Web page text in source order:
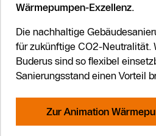
Wärmepumpen-Exzellenz.
Die nachhaltige
für zukünftige CO2-Neutralität.
Buderus sind so flexibel
Sanierungsstand einen Vorteil
Zur Animation